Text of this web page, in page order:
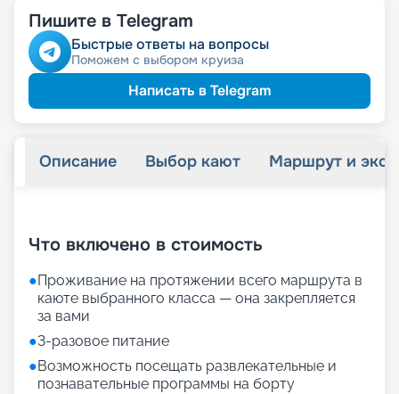
Скидки за размещение на дополнительных
места
-15% от 63 240 ₽/ турист
Скидка пенсионерам
Пишите в Telegram
Быстрые ответы на вопросы
Поможем с выбором круиза
Написать в Telegram
Описание Выбор кают Маршрут и
Что включено в стоимость
●Проживание на протяжении всего маршрута в
каюте выбранного класса — она закрепляется
за вами
●3-разовое питание
●Возможность посещать развлекательные и
познавательные программы на борту